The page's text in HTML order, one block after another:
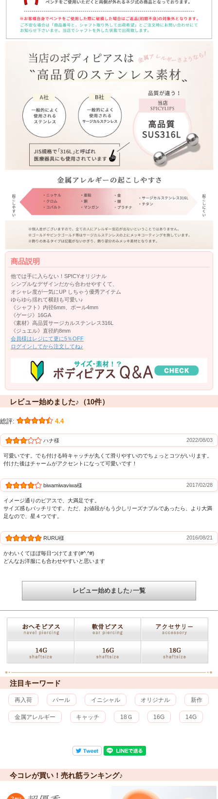
商品説明
他では手に入らない！SPICYオリジナル
シンプルなデザインだから合わせやすくて、
オシャレ度が一気にUP しちゃう優秀アイテム
ゆらゆら揺れて横顔も可愛い♪
《シャフト》内径6mm、ボール4mm
《ゲージ》16GA
《素材》高品質サージカルステンレス316L
《ジュエル》直径約8mm
会員様はレジにて更に5％OFF
ログインしてから注文してね♪
レビュー始めました♪（10件）
総評: 4.4
ハナ様 2022/08/03
可愛いです。でも付ける時キャッチが丸くて滑りやすいのでちょっとコツがいります。
付けた後はチャームがアクセントになって可愛いです！
biwamiwaviwa様 2017/02/28
イメージ通りのピアスで、大満足です。
サイズ感もバッチリです。ただ、お値段がもう少しリーズナブルであったら、より大満
足なので、星４つです。
RURU様 2016/08/21
かわいくてほぼ毎日つけてます(#^.^#)
どんなお洋服にも合わせやすいと思います
レビュー始めました♪一覧
注目キーワード
再入荷 パール イニシャル オリジナル 新作
金属アレルギー キャッチ 18Ｇ 16G 14G
今コレが買い！売れ筋ランキング♪